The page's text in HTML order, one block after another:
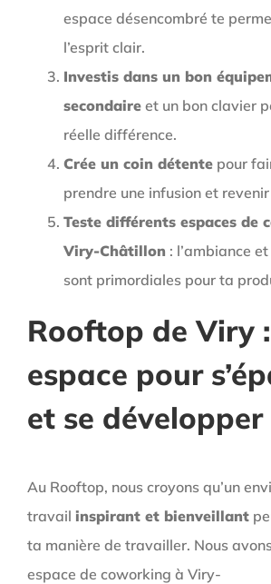
espace désencombré te
l’esprit clair.
Investis dans un bon
secondaireet un bon clavier
réelle différence.
Crée un coin détentepour
prendre une infusion et
Teste différents espaces de
Viry-Châtillon : l’ambiance
sont primordiales pour ta
Rooftop de Viry
espace pour
et se développer
Au Rooftop, nous croyons qu’un
travail inspirant et bienveillant
ta manière de travailler. Nous
espace de coworking à Viry-